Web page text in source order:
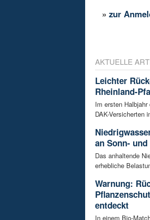
»zur
AKTUELLE
Leichter
Rheinland-
Im ersten
DAK-Versicherten
an Sonn-
Das anhaltende
erhebliche
Warnung:
entdeckt
In einem Bio-